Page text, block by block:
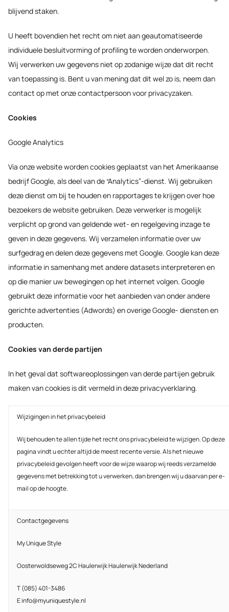
blijvend staken.
U heeft bovendien het recht om niet aan geautomatiseerde
individuele besluitvorming of profiling te worden onderworpen.
Wij verwerken uw gegevens niet op zodanige wijze dat dit recht
van toepassing is. Bent u van mening dat dit wel zo is, neem dan
contact op met onze contactpersoon voor privacyzaken.
Cookies
Google Analytics
Via onze website worden cookies geplaatst van het Amerikaanse
bedrijf Google, als deel van de “Analytics”-dienst. Wij gebruiken
deze dienst om bij te houden en rapportages te krijgen over hoe
bezoekers de website gebruiken. Deze verwerker is mogelijk
verplicht op grond van geldende wet- en regelgeving inzage te
geven in deze gegevens. Wij verzamelen informatie over uw
surfgedrag en delen deze gegevens met Google. Google kan deze
informatie in samenhang met andere datasets interpreteren en
op die manier uw bewegingen op het internet volgen. Google
gebruikt deze informatie voor het aanbieden van onder andere
gerichte advertenties (Adwords) en overige Google- diensten en
producten.
Cookies van derde partijen
In het geval dat softwareoplossingen van derde partijen gebruik
maken van cookies is dit vermeld in deze privacyverklaring.
Wijzigingen in het privacybeleid
Wij behouden te allen tijde het recht ons privacybeleid te wijzigen. Op deze
pagina vindt u echter altijd de meest recente versie. Als het nieuwe
privacybeleid gevolgen heeft voor de wijze waarop wij reeds verzamelde
gegevens met betrekking tot u verwerken, dan brengen wij u daarvan per e-
mail op de hoogte.
Contactgegevens
My Unique Style
Oosterwoldseweg 2C Haulerwijk Haulerwijk Nederland
T (085) 401-3486
E info@myuniquestyle.nl